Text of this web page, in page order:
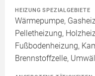
HEIZUNG SPEZIALGEBIETE
Wärmepumpe,
Pelletheizung,
Fußbodenheizung,
Brennstoffzelle,